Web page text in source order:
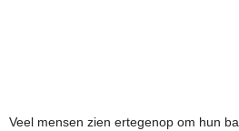
Veel mensen zien ertegenop om hun